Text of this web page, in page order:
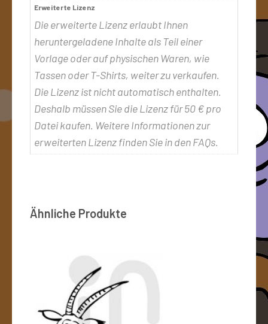
Erweiterte Lizenz
Die erweiterte Lizenz erlaubt Ihnen
heruntergeladene Inhalte als Teil einer
Vorlage oder auf physischen Waren, wie
Tassen oder T-Shirts, weiter zu verkaufen.
Die Lizenz ist nicht automatisch enthalten.
Deshalb müssen Sie die Lizenz für 50 € pro
Datei kaufen. Weitere Informationen zur
erweiterten Lizenz finden Sie in den FAQs.
Ähnliche Produkte